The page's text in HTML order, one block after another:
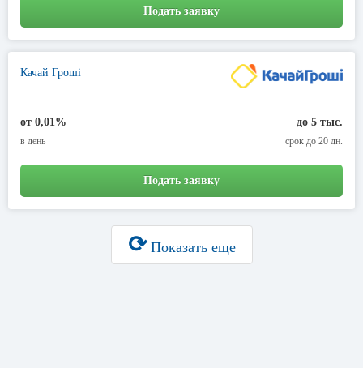
Подать заявку
Качай Гроші
от 0,01%
в день
до 5 тыс.
срок до 20 дн.
Подать заявку
⟳Показать еще